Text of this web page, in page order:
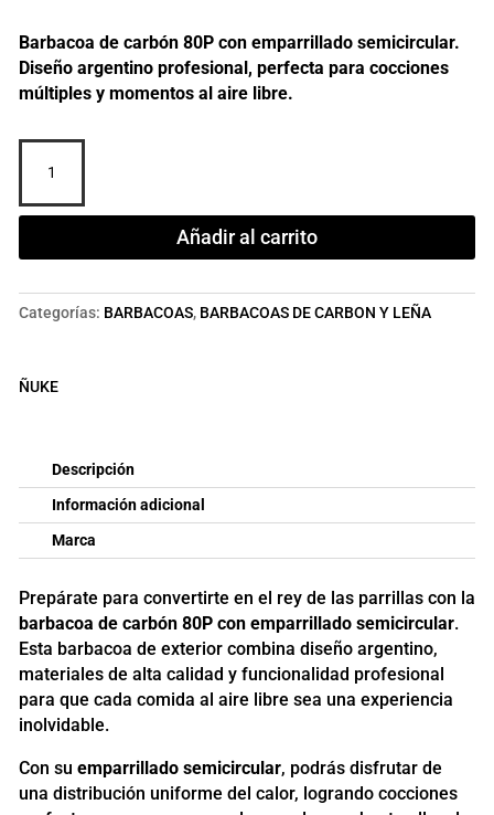
Barbacoa de carbón 80P con emparrillado semicircular.
Diseño argentino profesional, perfecta para cocciones
múltiples y momentos al aire libre.
carbón
semicircular
Añadir al carrito
Categorías: BARBACOAS, BARBACOAS DE CARBON Y LEÑA
ÑUKE
Descripción
Información adicional
Marca
Prepárate para convertirte en el rey de las parrillas con la
barbacoa de carbón 80P con emparrillado semicircular.
Esta barbacoa de exterior combina diseño argentino,
materiales de alta calidad y funcionalidad profesional
para que cada comida al aire libre sea una experiencia
inolvidable.
Con su emparrillado semicircular, podrás disfrutar de
una distribución uniforme del calor, logrando cocciones